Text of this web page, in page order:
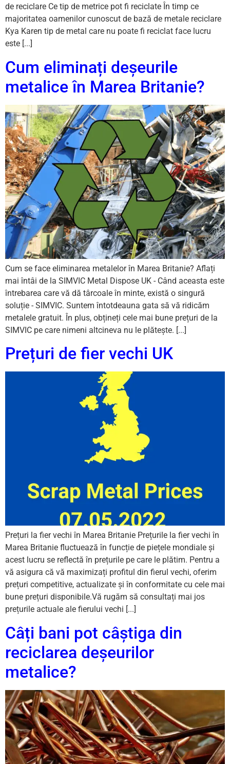
de reciclare Ce tip de metrice pot fi reciclate În timp ce
majoritatea oamenilor cunoscut de bază de metale reciclare
Kya Karen tip de metal care nu poate fi reciclat face lucru
este [...]
Cum eliminați deșeurile
metalice în Marea Britanie?
Cum se face eliminarea metalelor în Marea Britanie? Aflați
mai întâi de la SIMVIC Metal Dispose UK - Când aceasta este
întrebarea care vă dă târcoale în minte, există o singură
soluție - SIMVIC. Suntem întotdeauna gata să vă ridicăm
metalele gratuit. În plus, obțineți cele mai bune prețuri de la
SIMVIC pe care nimeni altcineva nu le plătește. [...]
Prețuri de fier vechi UK
Prețuri la fier vechi în Marea Britanie Prețurile la fier vechi în
Marea Britanie fluctuează în funcție de piețele mondiale și
acest lucru se reflectă în prețurile pe care le plătim. Pentru a
vă asigura că vă maximizați profitul din fierul vechi, oferim
prețuri competitive, actualizate și în conformitate cu cele mai
bune prețuri disponibile.Vă rugăm să consultați mai jos
prețurile actuale ale fierului vechi [...]
Câți bani pot câștiga din
reciclarea deșeurilor
metalice?